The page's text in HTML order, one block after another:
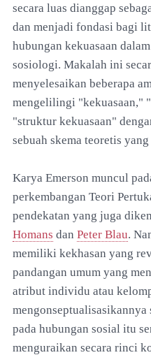
secara luas dianggap
dan menjadi fondasi bagi
hubungan kekuasaan
sosiologi. Makalah ini
menyelesaikan beberapa
mengelilingi "kekuasaan,"
"struktur kekuasaan"
sebuah skema teoretis
Karya Emerson muncul
perkembangan Teori
pendekatan yang juga
Homans dan Peter Blau.
memiliki kekhasan yang
pandangan umum yang
atribut individu atau
pada hubungan sosial itu
menguraikan secara rinci